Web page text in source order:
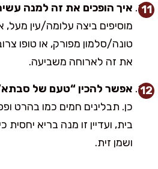
איך הופכים את זה למנה
מוסיפים ביצה עלומה/עין מעל,
טונה/סלמון מפורק, או טופו
את זה לארוחה משביעה.
אפשר להכין “טעם של
כן. תבלינים חמים כמו בהרט
בית, ועדיין זו מנה בריא יחסית
ושמן זית.